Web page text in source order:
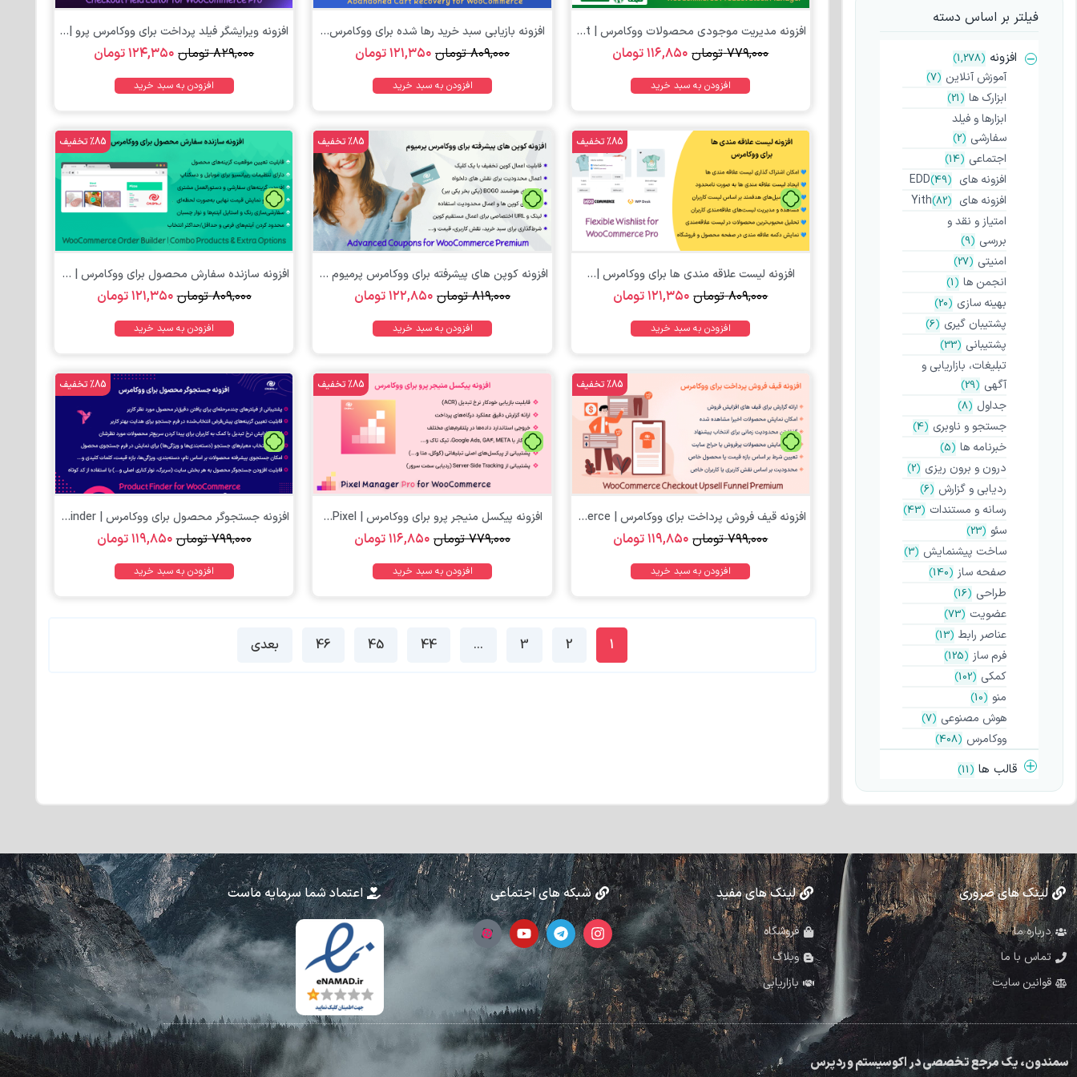
فیلتر بر اساس دسته
افزونه (
1,278
)
آموزش آنلاین (
7
)
ابزارک ها (
21
)
ابزارها و فیلد
سفارشی (
2
)
اجتماعی (
14
)
افزونه های EDD (49)
افزونه های Yith (82)
امتیاز و نقد و
بررسی (
9
)
امنیتی (
27
)
انجمن ها (
1
)
بهینه سازی (
20
)
پشتیبان گیری (
6
)
پشتیبانی (
33
)
تبلیغات، بازاریابی و
آگهی (
29
)
جداول (
8
)
جستجو و ناوبری (
4
)
خبرنامه ها (
5
)
درون و برون ریزی (
2
)
ردیابی و گزارش (
6
)
رسانه و مستندات (
43
)
سئو (
23
)
ساخت پیشنمایش (
3
)
صفحه ساز (
140
)
طراحی (
16
)
عضویت (
73
)
عناصر رابط (
13
)
فرم ساز (
125
)
کمکی (
102
)
منو (
10
)
هوش مصنوعی (
7
)
ووکامرس (
408
)
قالب ها (
11
)
افزونه مدیریت موجودی محصولات ووکامرس | WooCommerce Product...
۷۷۹,۰۰۰ تومان ۱۱۶,۸۵۰تومان
افزودن به سبد خرید
افزونه بازیابی سبد خرید رها شده برای ووکامرس...
۸۰۹,۰۰۰ تومان ۱۲۱,۳۵۰تومان
افزودن به سبد خرید
افزونه ویرایشگر فیلد پرداخت برای ووکامرس پرو |...
۸۲۹,۰۰۰ تومان ۱۲۴,۳۵۰تومان
افزودن به سبد خرید
تومان
%85 تخفیف
افزونه لیست علاقه مندی ها برای ووکامرس |...
۸۰۹,۰۰۰ تومان ۱۲۱,۳۵۰تومان
افزودن به سبد خرید
تومان
%85 تخفیف
افزونه کوپن های پیشرفته برای ووکامرس پرمیوم |...
۸۱۹,۰۰۰ تومان ۱۲۲,۸۵۰تومان
افزودن به سبد خرید
تومان
%85 تخفیف
افزونه سازنده سفارش محصول برای ووکامرس | WooCommerce...
۸۰۹,۰۰۰ تومان۱۲۱,۳۵۰تومان
افزودن به سبد خرید
تومان
%85 تخفیف
افزونه قیف فروش پرداخت برای ووکامرس | WooCommerce...
۷۹۹,۰۰۰ تومان ۱۱۹,۸۵۰تومان
افزودن به سبد خرید
تومان
%85 تخفیف
افزونه پیکسل منیجر پرو برای ووکامرس | Pixel...
۷۷۹,۰۰۰ تومان ۱۱۶,۸۵۰تومان
افزودن به سبد خرید
تومان
%85 تخفیف
افزونه جستجوگر محصول برای ووکامرس | Product Finder...
۷۹۹,۰۰۰ تومان۱۱۹,۸۵۰تومان
افزودن به سبد خرید
1
2
3
…
44
45
46 بعدی
لینک های ضروری
درباره ما
تماس با ما
قوانین سایت
لینک های مفید
فروشگاه
وبلاگ
بازاریابی
شبکه های اجتماعی اعتماد شما سرمایه ماست
سمندون، یک مرجع تخصصی در اکوسیستم وردپرس